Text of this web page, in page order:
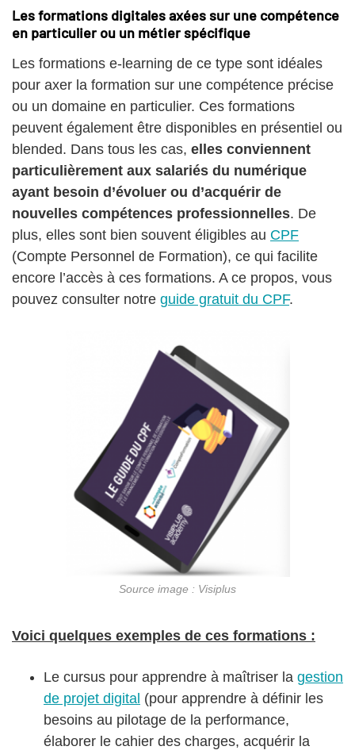
Les formations digitales axées sur une compétence
en particulier ou un métier spécifique
Les formations e-learning de ce type sont idéales
pour axer la formation sur une compétence précise
ou un domaine en particulier. Ces formations
peuvent également être disponibles en présentiel ou
blended. Dans tous les cas, elles conviennent
particulièrement aux salariés du numérique
ayant besoin d’évoluer ou d’acquérir de
nouvelles compétences professionnelles. De
plus, elles sont bien souvent éligibles au CPF
(Compte Personnel de Formation), ce qui facilite
encore l’accès à ces formations. A ce propos, vous
pouvez consulter notre guide gratuit du CPF.
Source image : Visiplus
Voici quelques exemples de ces formations :
Le cursus pour apprendre à maîtriser la gestion
de projet digital (pour apprendre à définir les
besoins au pilotage de la performance,
élaborer le cahier des charges, acquérir la